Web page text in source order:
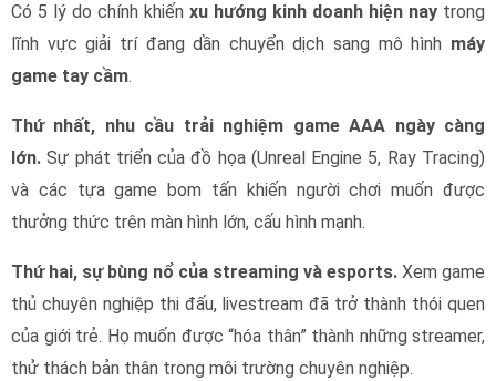
Có 5 lý do chính khiến xu hướng kinh doanh hiện nay trong
lĩnh vực giải trí đang dần chuyển dịch sang mô hình máy
game tay cầm.
Thứ nhất, nhu cầu trải nghiệm game AAA ngày càng
lớn. Sự phát triển của đồ họa (Unreal Engine 5, Ray Tracing)
và các tựa game bom tấn khiến người chơi muốn được
thưởng thức trên màn hình lớn, cấu hình mạnh.
Thứ hai, sự bùng nổ của streaming và esports. Xem game
thủ chuyên nghiệp thi đấu, livestream đã trở thành thói quen
của giới trẻ. Họ muốn được “hóa thân” thành những streamer,
thử thách bản thân trong môi trường chuyên nghiệp.